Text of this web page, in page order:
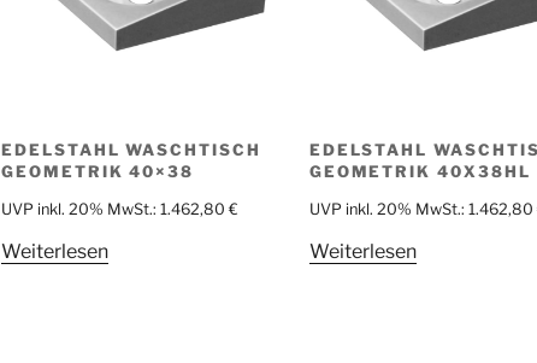
EDELSTAHL WASCHTISCH
GEOMETRIK 40×38
UVP inkl. 20% MwSt.: 1.462,80 €
Weiterlesen
EDELSTAHL
GEOMETRIK 40X38HL
UVP inkl. 20% MwSt.: 1.462,80
Weiterlesen